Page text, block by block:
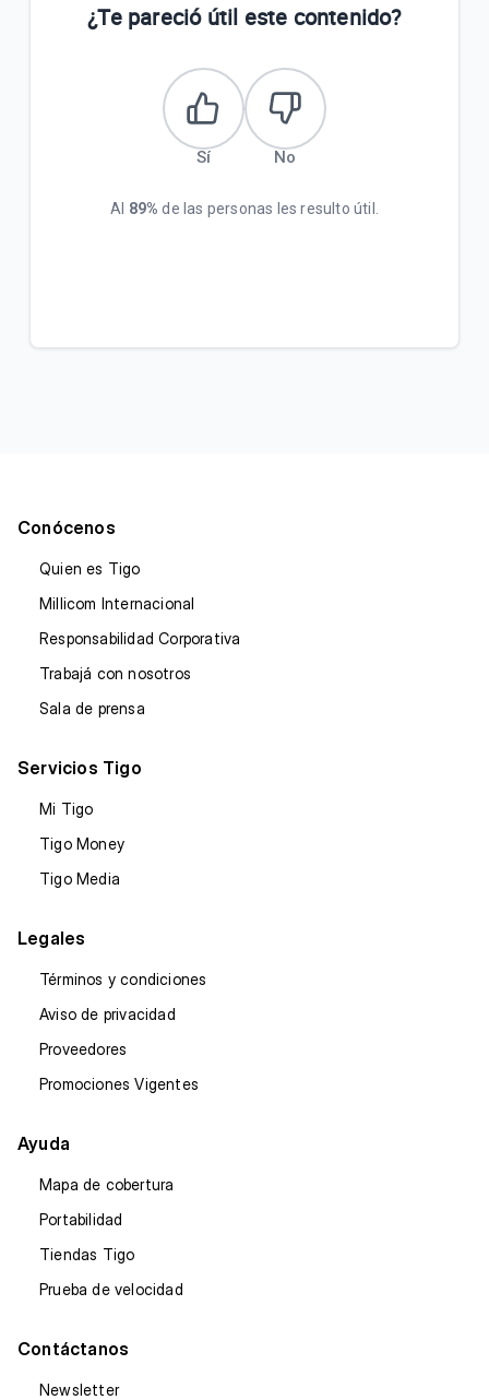
¿Qué tipo de equipos soportan el servicio de
Localizador? | Empresas
VER MÁS
¿Te pareció útil este contenido?
Sí No
Al 89% de las personas les resulto útil.
Conócenos
Quien es Tigo
Millicom Internacional
Responsabilidad Corporativa
Trabajá con nosotros
Sala de prensa
Servicios Tigo
Mi Tigo
Tigo Money
Tigo Media
Legales
Términos y condiciones
Aviso de privacidad
Proveedores
Promociones Vigentes
Ayuda
Mapa de cobertura
Portabilidad
Tiendas Tigo
Prueba de velocidad
Contáctanos
Newsletter